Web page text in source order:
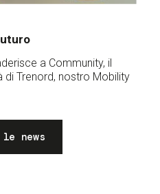
a Community, il
Trenord, nostro Mobility
news